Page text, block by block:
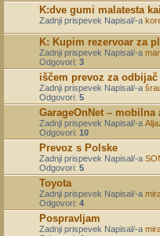
K:dve gumi malatesta
Zadnji prispevek Napisal/-a
K: Kupim rezervoar za
Zadnji prispevek Napisal/-a
Odgovori: 3
iščem prevoz za odbijač
Zadnji prispevek Napisal/-a
Odgovori: 5
GarageOnNet –
Zadnji prispevek Napisal/-a
Odgovori: 10
Prevoz s Polske
Zadnji prispevek Napisal/-a
Odgovori: 5
Toyota
Zadnji prispevek Napisal/-a
Odgovori: 4
Pospravljam
Zadnji prispevek Napisal/-a